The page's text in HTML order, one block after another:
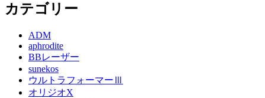
カテゴリー
ADM
aphrodite
BBレーザー
sunekos
ウルトラフォーマーⅢ
オリジオX